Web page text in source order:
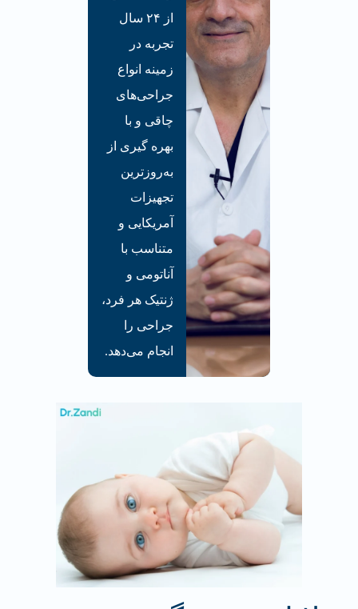
از ۲۴ سال
تجربه در
زمینه انواع
جراحی‌های
چاقی و با
بهره گیری از
به‌روزترین
تجهیزات
آمریکایی و
متناسب با
آناتومی و
ژنتیک هر فرد،
جراحی‌ را
انجام می‌دهد.